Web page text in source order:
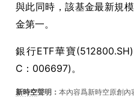
與此同時，該基金最新規
金第一。
銀行ETF華寶
C：006697)。
新時空聲明： 本內容爲新時空原創內